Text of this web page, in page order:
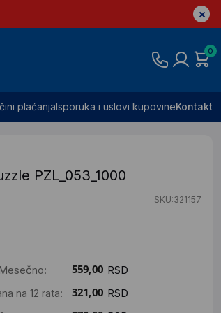
0
plaćanjaIsporuka i uslovi kupovineKontakt
PZL_053_1000
SKU:321157
RSD
na 12 rata:
RSD